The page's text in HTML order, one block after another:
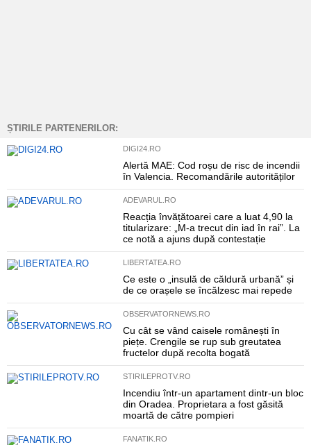
ȘTIRILE PARTENERILOR:
DIGI24.RO
Alertă MAE: Cod roșu de risc de incendii
în Valencia. Recomandările autorităților
ADEVARUL.RO
Reacția învățătoarei care a luat 4,90 la
titularizare: „M-a trecut din iad în rai”. La
ce notă a ajuns după contestație
LIBERTATEA.RO
Ce este o „insulă de căldură urbană” și
de ce orașele se încălzesc mai repede
OBSERVATORNEWS.RO
Cu cât se vând caisele românești în
piețe. Crengile se rup sub greutatea
fructelor după recolta bogată
STIRILEPROTV.RO
Incendiu într-un apartament dintr-un bloc
din Oradea. Proprietara a fost găsită
moartă de către pompieri
FANATIK.RO